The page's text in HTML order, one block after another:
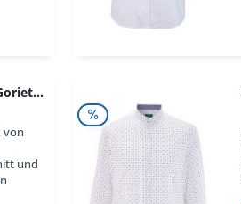
Trachtenbluse Altmannskinden blau Goriette
von
und